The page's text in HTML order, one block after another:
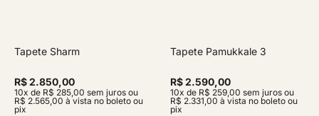
Tapete Sharm
R$ 2.850,00
10x de R$ 285,00 sem juros ou
R$ 2.565,00 à vista no boleto ou
pix
Tapete Pamukkale 3
R$ 2.590,00
10x de R$ 259,00 sem juros ou
R$ 2.331,00 à vista no boleto ou
pix